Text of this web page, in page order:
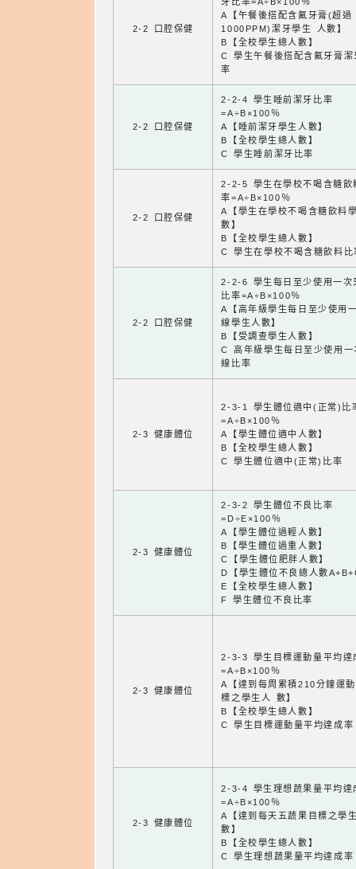
2-2 口腔保健
A【午餐後搭配含氟牙膏(超過
1000PPM)潔牙學生 人數】
B【全校學生總人數】
C 學生午餐後搭配含氟牙膏潔
率
2-2 口腔保健
2-2-4 學生睡前潔牙比率
=A÷B×100％
A【睡前潔牙學生人數】
B【全校學生總人數】
C 學生睡前潔牙比率
2-2 口腔保健
2-2-5 學生在學校不喝含糖飲
率=A÷B×100％
A【學生在學校不喝含糖飲料
數】
B【全校學生總人數】
C 學生在學校不喝含糖飲料比
2-2 口腔保健
2-2-6 學生每日至少使用一次
比率=A÷B×100％
A【高年級學生每日至少使用
線學生人數】
B【受調查學生人數】
C 高年級學生每日至少使用一
線比率
2-3 健康體位
2-3-1 學生體位適中(正常)比
=A÷B×100％
A【學生體位適中人數】
B【全校學生總人數】
C 學生體位適中(正常)比率
2-3 健康體位
2-3-2 學生體位不良比率
=D÷E×100％
A【學生體位過輕人數】
B【學生體位過重人數】
C【學生體位肥胖人數】
D【學生體位不良總人數
E【全校學生總人數】
F 學生體位不良比率
2-3 健康體位
2-3-3 學生目標運動量平均達
=A÷B×100％
A【達到每周累積210分鐘運
標之學生人 數】
B【全校學生總人數】
C 學生目標運動量平均達成率
2-3 健康體位
2-3-4 學生理想蔬果量平均達
=A÷B×100％
A【達到每天五蔬果目標之學
數】
B【全校學生總人數】
C 學生理想蔬果量平均達成率